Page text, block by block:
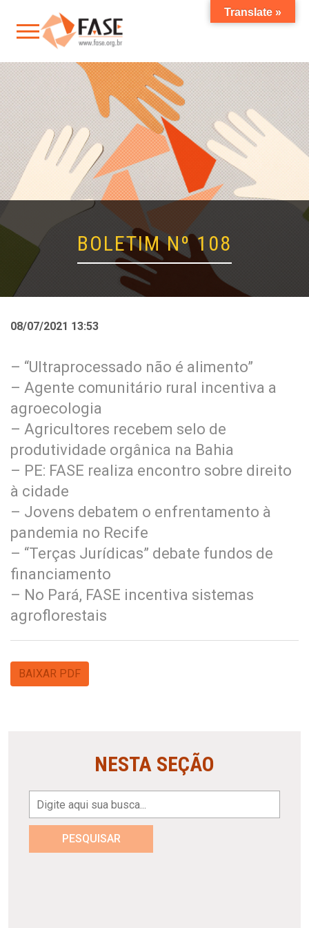
BOLETIM Nº 108
08/07/2021 13:53
– “Ultraprocessado não é alimento”
– Agente comunitário rural incentiva a
agroecologia
– Agricultores recebem selo de
produtividade orgânica na Bahia
– PE: FASE realiza encontro sobre direito
à cidade
– Jovens debatem o enfrentamento à
pandemia no Recife
– “Terças Jurídicas” debate fundos de
financiamento
– No Pará, FASE incentiva sistemas
agroflorestais
BAIXAR PDF
NESTA SEÇÃO
PESQUISAR
Translate »